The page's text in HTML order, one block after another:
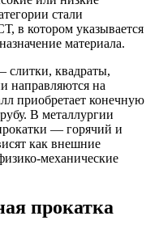
стали
в котором указывается
материала.
слитки, квадраты,
направляются на
приобретает конечную
В металлургии
— горячий и
как внешние
механические
прокатка